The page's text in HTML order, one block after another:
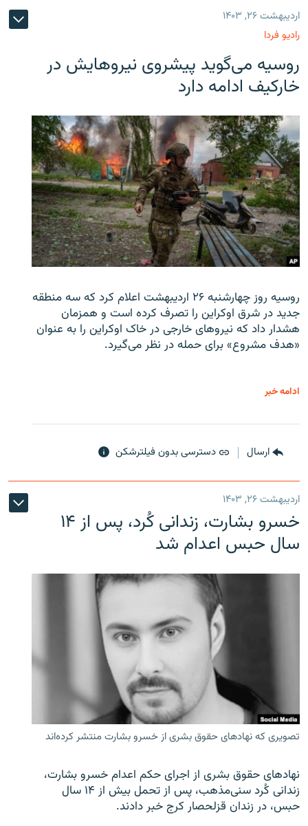
اردیبهشت ۲۶, ۱۴۰۳
رادیو فردا
روسیه می‌گوید پیشروی نیروهایش در
خارکیف ادامه دارد
روسیه روز چهارشنبه ۲۶ اردیبهشت اعلام کرد که سه منطقه
جدید در شرق اوکراین را تصرف کرده است و همزمان
هشدار داد که نیروهای خارجی در خاک اوکراین را به عنوان
«هدف مشروع» برای حمله در نظر می‌گیرد.
ادامه خبر
ارسال دسترسی بدون فیلترشکن
اردیبهشت ۲۶, ۱۴۰۳
خسرو بشارت، زندانی کُرد، پس از ۱۴
سال حبس اعدام شد
تصویری که نهادهای حقوق بشری از خسرو بشارت منتشر کرده‌اند
نهادهای حقوق بشری از اجرای حکم اعدام خسرو بشارت،
زندانی کُرد سنی‌مذهب، پس از تحمل بیش از ۱۴ سال
حبس، در زندان قزلحصار کرج خبر دادند.